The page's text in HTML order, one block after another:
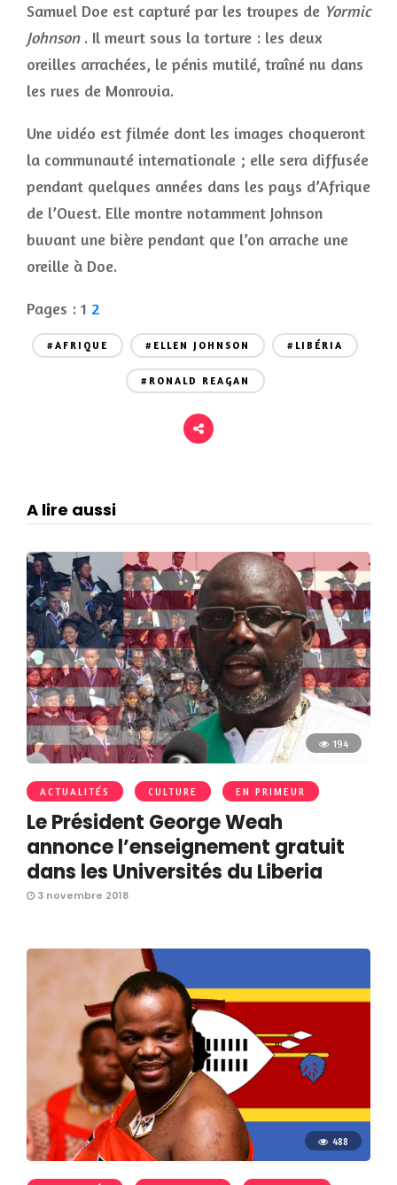
Samuel Doe est capturé par les troupes de Yormic
Johnson. Il meurt sous la torture : les deux
oreilles arrachées, le pénis mutilé, traîné nu dans
les rues de Monrovia.
Une vidéo est filmée dont les images choqueront
la communauté internationale ; elle sera diffusée
pendant quelques années dans les pays d’Afrique
de l’Ouest. Elle montre notamment Johnson
buvant une bière pendant que l’on arrache une
oreille à Doe.
Pages : 1 2
#AFRIQUE #ELLEN JOHNSON #LIBÉRIA
#RONALD REAGAN
A lire aussi
194
ACTUALITÉS CULTURE EN PRIMEUR
Le Président George Weah
annonce l’enseignement gratuit
dans les Universités du Liberia
3 novembre 2018
488